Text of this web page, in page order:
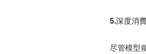
5.深度消
尽管模型